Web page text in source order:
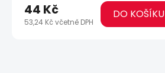
53,24 Kč včetně DPH
44 Kč DO KOŠÍKU